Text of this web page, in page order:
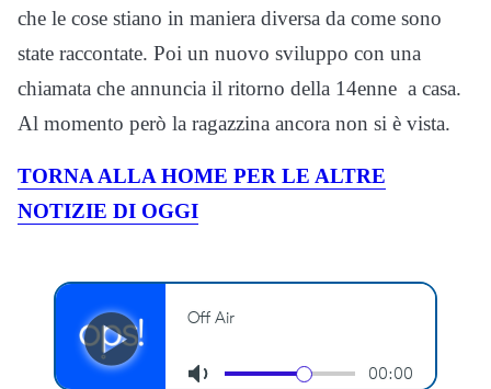
che le cose stiano in maniera diversa da come sono
state raccontate. Poi un nuovo sviluppo con una
chiamata che annuncia il ritorno della 14enne a casa.
Al momento però la ragazzina ancora non si è vista.
TORNA ALLA HOME PER LE ALTRE
NOTIZIE DI OGGI